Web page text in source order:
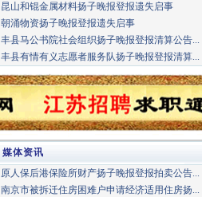
昆山和锟金属材料扬子晚报登报遗失启事
朝涌物资扬子晚报登报遗失启事
丰县马公书院社会组织扬子晚报登报清算公告...
丰县有情有义志愿者服务队扬子晚报登报清算...
媒体资讯
原人保后港保险所财产扬子晚报登报拍卖公告...
南京市被拆迁住房困难户申请经济适用住房扬...